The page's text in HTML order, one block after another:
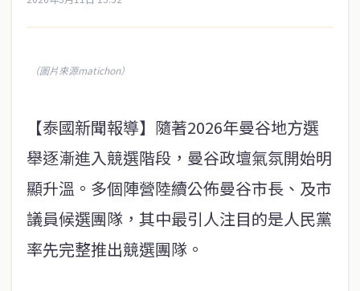
（圖片來源matichon）
【泰國新聞報導】隨著2026年曼谷地方選
舉逐漸進入競選階段，曼谷政壇氣氛開始明
顯升溫。多個陣營陸續公佈曼谷市長、及市
議員候選團隊，其中最引人注目的是人民黨
率先完整推出競選團隊。